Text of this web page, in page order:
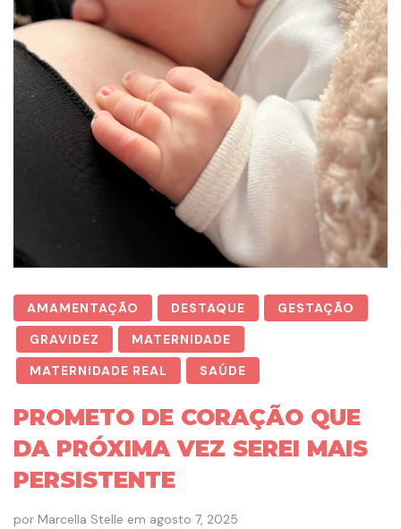
AMAMENTAÇÃO DESTAQUE
GESTAÇÃO
GRAVIDEZ
MATERNIDADE
MATERNIDADE REAL
SAÚDE
PROMETO DE CORAÇÃO QUE
DA PRÓXIMA VEZ SEREI MAIS
PERSISTENTE
por Marcella Stelle em agosto 7, 2025